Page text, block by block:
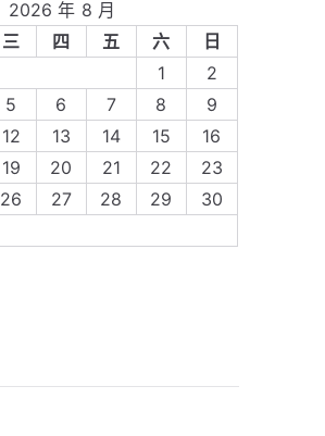
r
c
h
f
o
r
:
2026 年 8 月
三 四 五 六
日
1
2
5 6 7 8
9
12 13 14 15
16
19 20 21 22
23
26 27 28 29
30